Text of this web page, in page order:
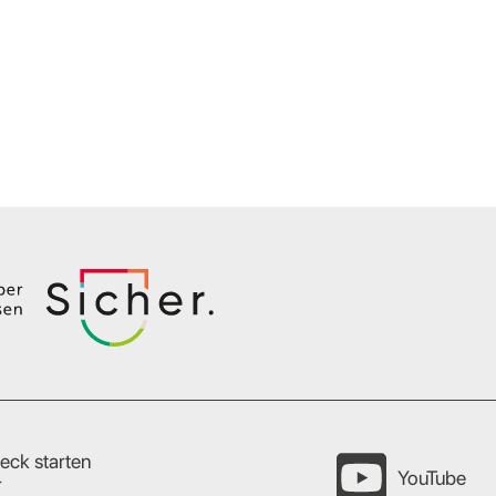
starten
YouTube